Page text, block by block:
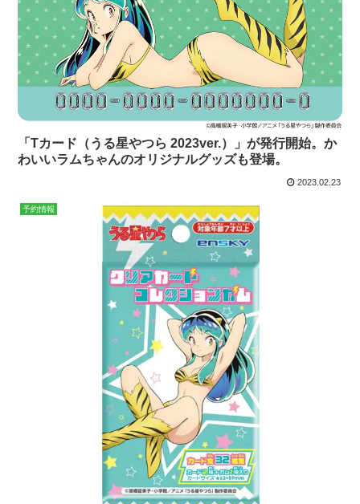
「Tカード（うる星やつら 2023ver.）」が発行開始。か
わいいラムちゃんのオリジナルグッズも登場。
2023.02.23
予約情報